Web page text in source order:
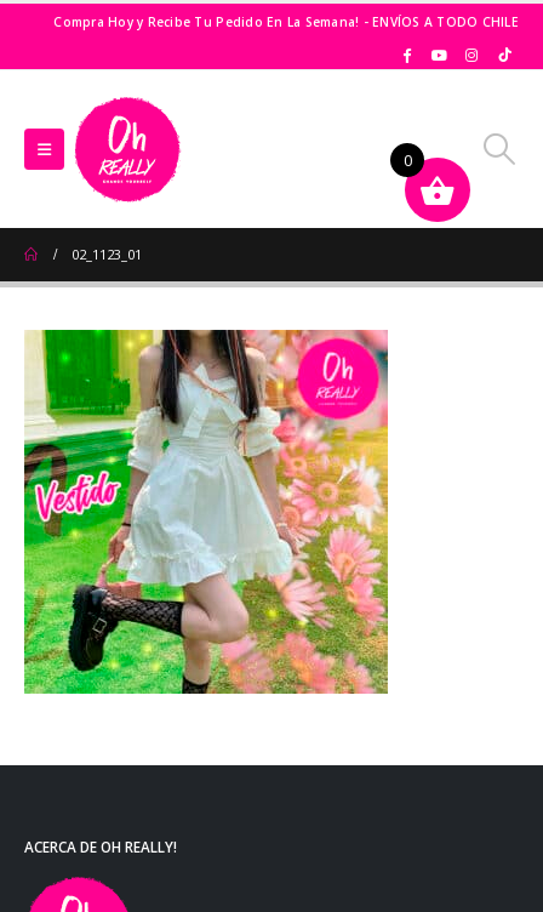
Compra Hoy y Recibe Tu Pedido En La Semana! - ENVÍOS A TODO CHILE
02_1123_01
ACERCA DE OH REALLY!
0